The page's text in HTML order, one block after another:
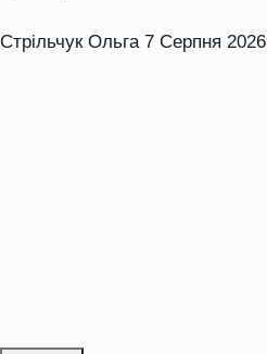
Стрільчук Ольга 7 Серпня 2026